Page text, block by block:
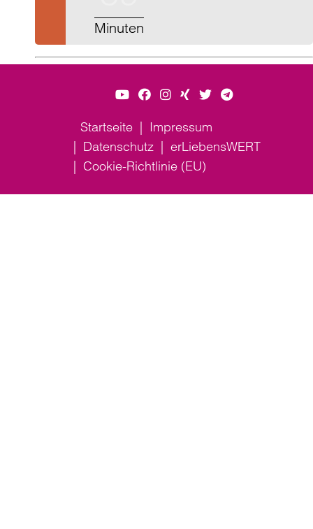
Minuten
Startseite
Impressum
Datenschutz
erLiebensWERT
Cookie-Richtlinie (EU)